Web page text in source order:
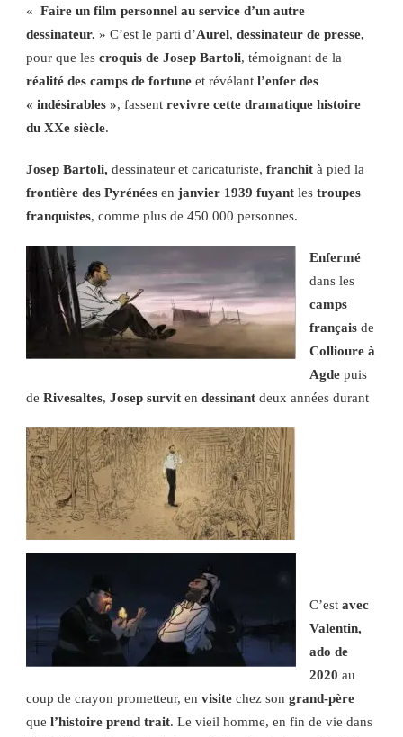
« Faire un film personnel au service d’un autre
dessinateur. » C’est le parti d’Aurel, dessinateur de presse,
pour que les croquis de Josep Bartoli, témoignant de la
réalité des camps de fortune et révélant l’enfer des
« indésirables », fassent revivre cette dramatique histoire
du XXe siècle.
Josep Bartoli, dessinateur et caricaturiste, franchit à pied la
frontière des Pyrénées en janvier 1939 fuyant les troupes
franquistes, comme plus de 450 000 personnes.
Enfermé
dans les
camps
français de
Collioure à
Agde puis
de Rivesaltes, Josep survit en dessinant deux années durant
C’est avec
Valentin,
ado de
2020 au
coup de crayon prometteur, en visite chez son grand-père
que l’histoire prend trait. Le vieil homme, en fin de vie dans